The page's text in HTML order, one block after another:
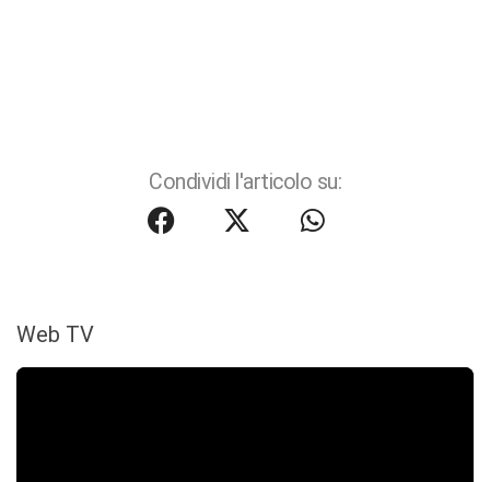
Condividi l'articolo su:
Web TV